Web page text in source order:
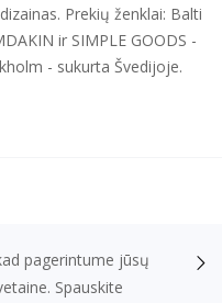
Prekių ženklai: Balti
ir SIMPLE GOODS -
- sukurta Švedijoje.
pagerintume jūsų
Spauskite